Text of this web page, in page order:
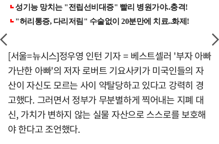
[서울=뉴시스]정우영 인턴 기자 = 베스트셀러 '부자 아빠
가난한 아빠'의 저자 로버트 기요사키가 미국인들의 자
산이 자신도 모르는 사이 약탈당하고 있다고 강력히 경
고했다. 그러면서 정부가 무분별하게 찍어내는 지폐 대
신, 가치가 변하지 않는 실물 자산으로 스스로를 보호해
야 한다고 조언했다.